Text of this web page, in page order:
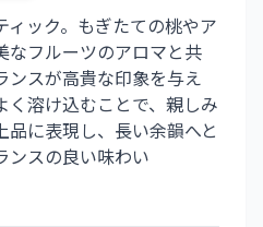
ィック。もぎたての桃やア
なフルーツのアロマと共
ンスが高貴な印象を与え
く溶け込むことで、親しみ
に表現し、長い余韻へと
ンスの良い味わい